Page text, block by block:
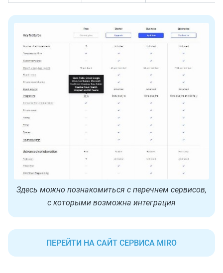
Здесь можно познакомиться с перечнем сервисов,
с которыми возможна интеграция
ПЕРЕЙТИ НА САЙТ СЕРВИСА MIRO